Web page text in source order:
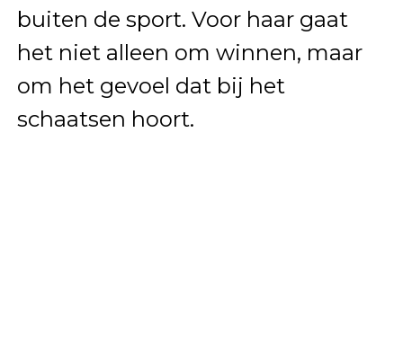
buiten de sport. Voor haar gaat
het niet alleen om winnen, maar
om het gevoel dat bij het
schaatsen hoort.